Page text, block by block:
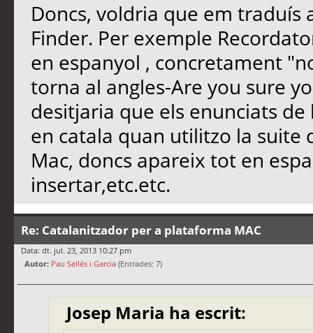
Doncs, voldria que em traduís
Finder. Per exemple
en espanyol , concretament
torna al angles-Are you sure
desitjaria que els enunciats
en catala quan utilitzo la suite
Mac, doncs apareix tot en
insertar,etc.etc.
Re: Catalanitzador per a plataforma MAC
Data: dt. jul. 23, 2013 10:27 pm
Autor: Pau Sellés i Garcia (Entrades: 7)
Josep Maria ha escrit: